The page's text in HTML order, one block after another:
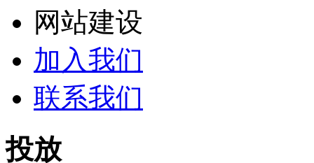
网站建设
加入我们
联系我们
投放